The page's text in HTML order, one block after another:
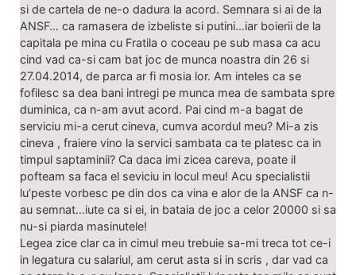
si de cartela de ne-o dadura la acord. Semnara si ai de la
ANSF… ca ramasera de izbeliste si putini…iar boierii de la
capitala pe mina cu Fratila o coceau pe sub masa ca acu
cind vad ca-si cam bat joc de munca noastra din 26 si
27.04.2014, de parca ar fi mosia lor. Am inteles ca se
fofilesc sa dea bani intregi pe munca mea de sambata spre
duminica, ca n-am avut acord. Pai cind m-a bagat de
serviciu mi-a cerut cineva, cumva acordul meu? Mi-a zis
cineva , fraiere vino la servici sambata ca te platesc ca in
timpul saptaminii? Ca daca imi zicea careva, poate il
pofteam sa faca el seviciu in locul meu! Acu specialistii
lu’peste vorbesc pe din dos ca vina e alor de la ANSF ca n-
au semnat…iute ca si ei, in bataia de joc a celor 20000 si sa
nu-si piarda masinutele!
Legea zice clar ca in cimul meu trebuie sa-mi treca tot ce-i
in legatura cu salariul, am cerut asta si in scris , dar vad ca